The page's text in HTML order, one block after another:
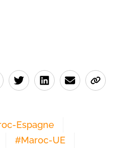
Espagne
#Maroc-UE